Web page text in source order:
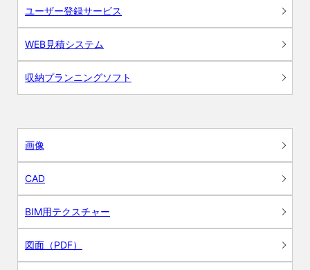
ユーザー登録サービス
WEB見積システム
収納プランニングソフト
画像
CAD
BIM用テクスチャー
図面（PDF）